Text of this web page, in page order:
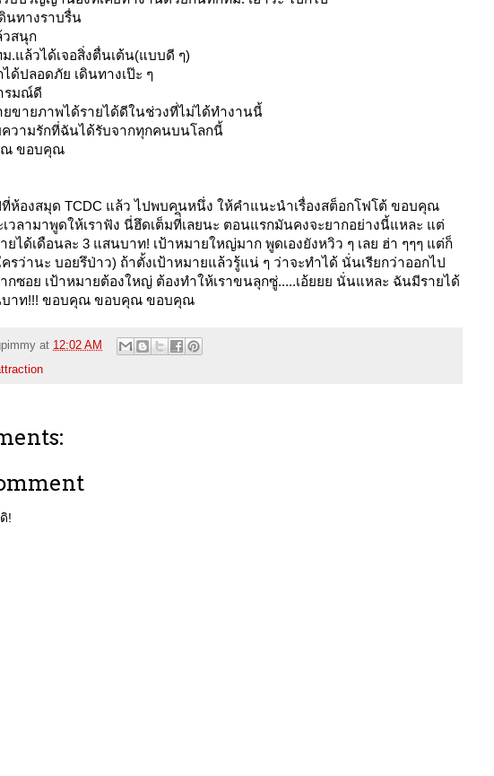
นทางราบรื่น
สนุก
แล้วได้เจอสิ่งตื่นเต้น(แบบดี ๆ)
ปลอดภัย เดินทางเป๊ะ ๆ
รมณ์ดี
ขายภาพได้รายได้ดีในช่วงที่ไม่ได้ทำงานนี้
วามรักที่ฉันได้รับจากทุกคนบนโลกนี้
ขอบคุณ
ห้องสมุด TCDC แล้ว ไปพบคนหนึ่ง ให้คำแนะนำเรื่องสต็อกโฟโต้ ขอบคุณ
เวลามาพูดให้เราฟัง นี่ฮึดเต็มที่ิเลยนะ ตอนแรกมันคงจะยากอย่างนี้แหละ แต่
ยได้เดือนละ 3 แสนบาท! เป้าหมายใหญ่มาก พูดเองยังหวิว ๆ เลย ฮ่า ๆๆๆ แต่ก็
ครว่านะ บอยรึป่าว) ถ้าตั้งเป้าหมายแล้วรู้แน่ ๆ ว่าจะทำได้ นั่นเรียกว่าออกไป
ซอย เป้าหมายต้องใหญ่ ต้องทำให้เราขนลุกซู่.....เอ้ยยย นั่นแหละ ฉันมีรายได้
บาท!!! ขอบคุณ ขอบคุณ ขอบคุณ
at 12:02 AM
!